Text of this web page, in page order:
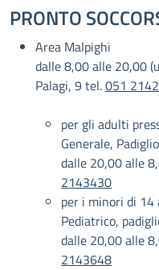
PRONTO
Area Malpighi
dalle 8,00 alle 20,00
Palagi, 9 tel.051
per gli adulti
Generale,
dalle 20,00 alle
2143430
per i minori di 14
Pediatrico,
dalle 20,00 alle
2143648